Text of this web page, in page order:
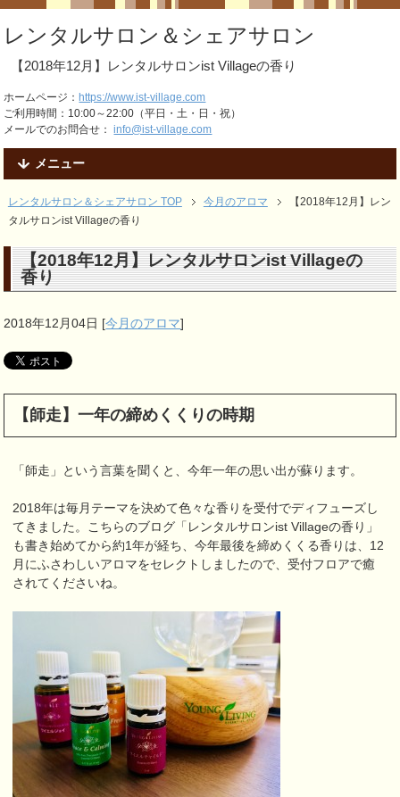
レンタルサロン＆シェアサロン
【2018年12月】レンタルサロンist Villageの香り
ホームページ：https://www.ist-village.com
ご利用時間：10:00～22:00（平日・土・日・祝）
メールでのお問合せ：info@ist-village.com
メニュー
レンタルサロン＆シェアサロン TOP 今月のアロマ
【2018年12月】レン
タルサロンist Villageの香り
【2018年12月】レンタルサロンist Villageの
香り
2018年12月04日 [今月のアロマ]
【師走】一年の締めくくりの時期
「師走」という言葉を聞くと、今年一年の思い出が蘇ります。
2018年は毎月テーマを決めて色々な香りを受付でディフューズし
てきました。こちらのブログ「レンタルサロンist Villageの香り」
も書き始めてから約1年が経ち、今年最後を締めくくる香りは、12
月にふさわしいアロマをセレクトしましたので、受付フロアで癒
されてくださいね。